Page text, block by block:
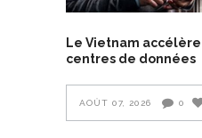
Le Vietnam
centres de données
AOÛT 07, 2026 0